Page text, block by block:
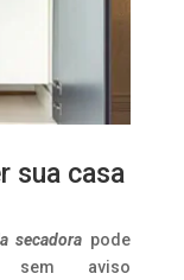
sua casa
secadora pode
sem aviso